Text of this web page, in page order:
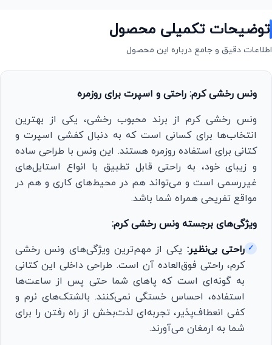
توضیحات تکمیلی محصول
اطلاعات دقیق و جامع درباره این محصول
ونس رخشی کرم: راحتی و اسپرت برای روزمره
ونس رخشی کرم از برند محبوب رخشی، یکی از بهترین
انتخاب‌ها برای کسانی است که به دنبال کفشی اسپرت و
کتانی برای استفاده روزمره هستند. این ونس با طراحی ساده
و زیبای خود، به راحتی قابل تطبیق با انواع استایل‌های
غیررسمی است و می‌تواند هم در محیط‌های کاری و هم در
مواقع تفریحی همراه شما باشد.
ویژگی‌های برجسته ونس رخشی کرم:
✓ راحتی بی‌نظیر: یکی از مهم‌ترین ویژگی‌های ونس رخشی
کرم، راحتی فوق‌العاده آن است. طراحی داخلی این کتانی
به گونه‌ای است که پاهای شما حتی پس از ساعت‌ها
استفاده، احساس خستگی نمی‌کنند. بالشتک‌های نرم و
کفی انعطاف‌پذیر، تجربه‌ای لذت‌بخش از راه رفتن را برای
شما به ارمغان می‌آورند.